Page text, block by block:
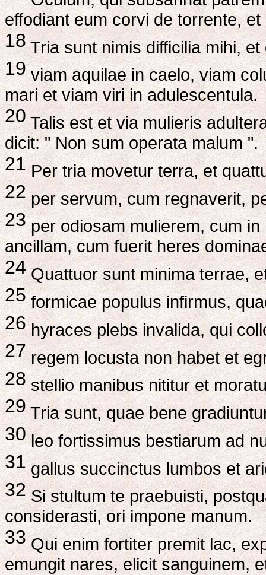
effodiant eum corvi de torrente,
18Tria sunt nimis difficilia mihi,
19viam aquilae in caelo, viam
mari et viam viri in adulescentula.
20Talis est et via mulieris
dicit: " Non sum operata malum ".
21Per tria movetur terra, et
22per servum, cum regnaverit,
23per odiosam mulierem, cum
ancillam, cum fuerit heres
24Quattuor sunt minima terrae,
25formicae populus infirmus,
26hyraces plebs invalida, qui
27regem locusta non habet et
28stellio manibus nititur et
29Tria sunt, quae bene
30leo fortissimus bestiarum ad
31gallus succinctus lumbos et
32Si stultum te praebuisti,
considerasti, ori impone manum.
33Qui enim fortiter premit lac,
emungit nares, elicit sanguinem,